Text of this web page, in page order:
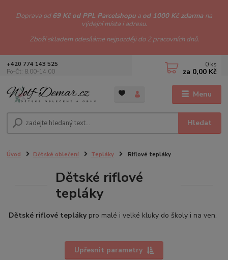
Doprava od69 Kč od PPL Parcelshopu a od 1000 Kč zdarma na
výdejní místa i adresu.
Zboží skladem odesíláme nejpozději do 2 pracovních dnů.
Menu
Hledat
+420 774 143 525
Po-Čt: 8.00-14.00
0 ks
za 0,00 Kč
Úvod Dětské oblečení Tepláky Riflové tepláky
Dětské riflové
tepláky
Dětské riflové teplákypro malé i velké kluky do školy i na ven.
Upřesnit parametry